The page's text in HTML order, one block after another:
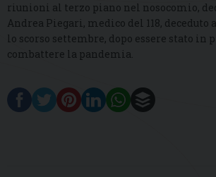
riunioni al terzo piano nel nosocomio,
Andrea Piegari, medico del 118, deceduto
lo scorso settembre, dopo essere stato in
combattere la pandemia.